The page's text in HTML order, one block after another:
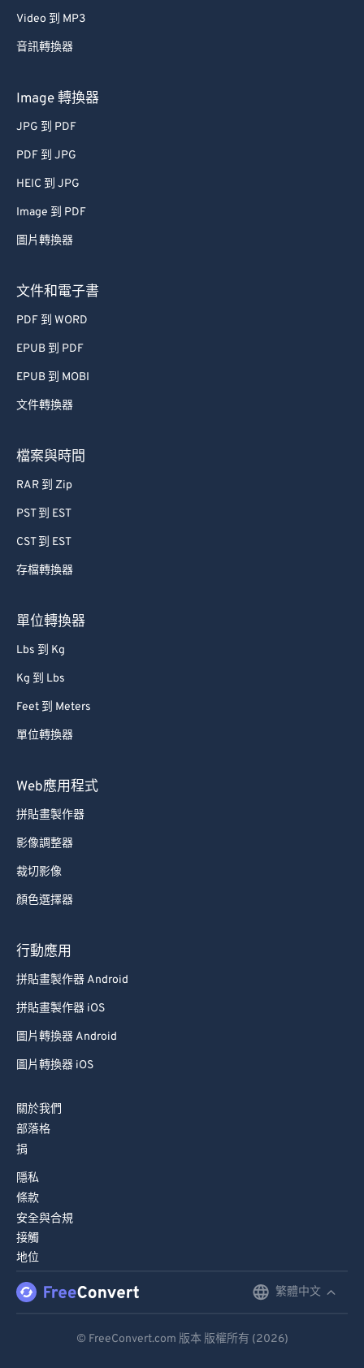
Video 到 MP3
音訊轉換器
Image 轉換器
JPG 到 PDF
PDF 到 JPG
HEIC 到 JPG
Image 到 PDF
圖片轉換器
文件和電子書
PDF 到 WORD
EPUB 到 PDF
EPUB 到 MOBI
文件轉換器
檔案與時間
RAR 到 Zip
PST 到 EST
CST 到 EST
存檔轉換器
單位轉換器
Lbs 到 Kg
Kg 到 Lbs
Feet 到 Meters
單位轉換器
Web應用程式
拼貼畫製作器
影像調整器
裁切影像
顏色選擇器
行動應用
拼貼畫製作器 Android
拼貼畫製作器 iOS
圖片轉換器 Android
圖片轉換器 iOS
關於我們
部落格
捐
隱私
條款
安全與合規
接觸
地位
繁體中文
© FreeConvert.com 版本 版權所有 (2026)